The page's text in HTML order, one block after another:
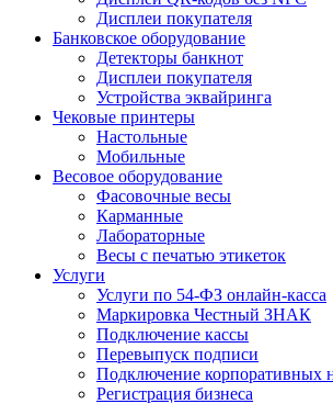
Дисплеи покупателя
Банковское оборудование
Детекторы банкнот
Дисплеи покупателя
Устройства эквайринга
Чековые принтеры
Настольные
Мобильные
Весовое оборудование
Фасовочные весы
Карманные
Лабораторные
Весы с печатью этикеток
Услуги
Услуги по 54-ФЗ онлайн-касса
Маркировка Честный ЗНАК
Подключение кассы
Перевыпуск подписи
Подключение корпоративных
Регистрация бизнеса